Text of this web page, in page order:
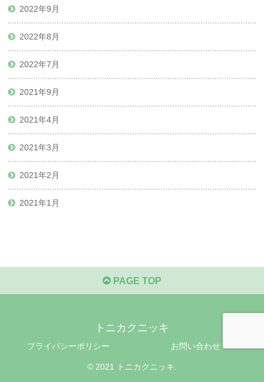
2022年9月
2022年8月
2022年7月
2021年9月
2021年4月
2021年3月
2021年2月
2021年1月
PAGE TOP
トニカクニッキ
プライバシーポリシー お問い合わせ
© 2021 トニカクニッキ.